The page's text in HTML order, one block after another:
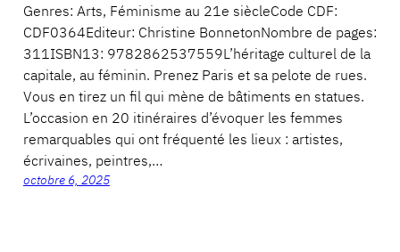
Genres: Arts, Féminisme au 21e siècleCode CDF:
CDF0364Editeur: Christine BonnetonNombre de pages:
311ISBN13: 9782862537559L’héritage culturel de la
capitale, au féminin. Prenez Paris et sa pelote de rues.
Vous en tirez un fil qui mène de bâtiments en statues.
L’occasion en 20 itinéraires d’évoquer les femmes
remarquables qui ont fréquenté les lieux : artistes,
écrivaines, peintres,…
octobre 6, 2025